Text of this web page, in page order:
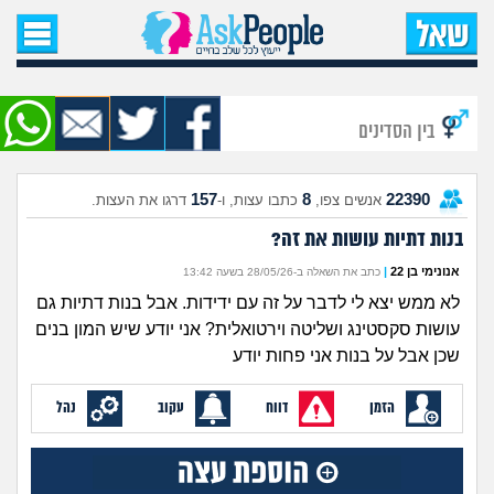
עמוד הבית
שאל שאלה
שאלות חדשות
שאלות שעוררו עניין
עצות חדשות
מה קורה כאן?
מתחם הטיפים
מדורים
בין הסדינים
22390 אנשים צפו, 8 כתבו עצות, ו-157 דרגו את העצות.
בנות דתיות עושות את זה?
אנונימי בן 22 | כתב את השאלה ב-28/05/26 בשעה 13:42
לא ממש יצא לי לדבר על זה עם ידידות. אבל בנות דתיות גם
עושות סקסטינג ושליטה וירטואלית? אני יודע שיש המון בנים
שכן אבל על בנות אני פחות יודע
הזמן דווח עקוב נהל